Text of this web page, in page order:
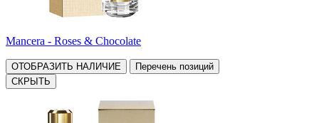
Mancera - Roses & Chocolate
ОТОБРАЗИТЬ НАЛИЧИЕ
Перечень позиций
СКРЫТЬ